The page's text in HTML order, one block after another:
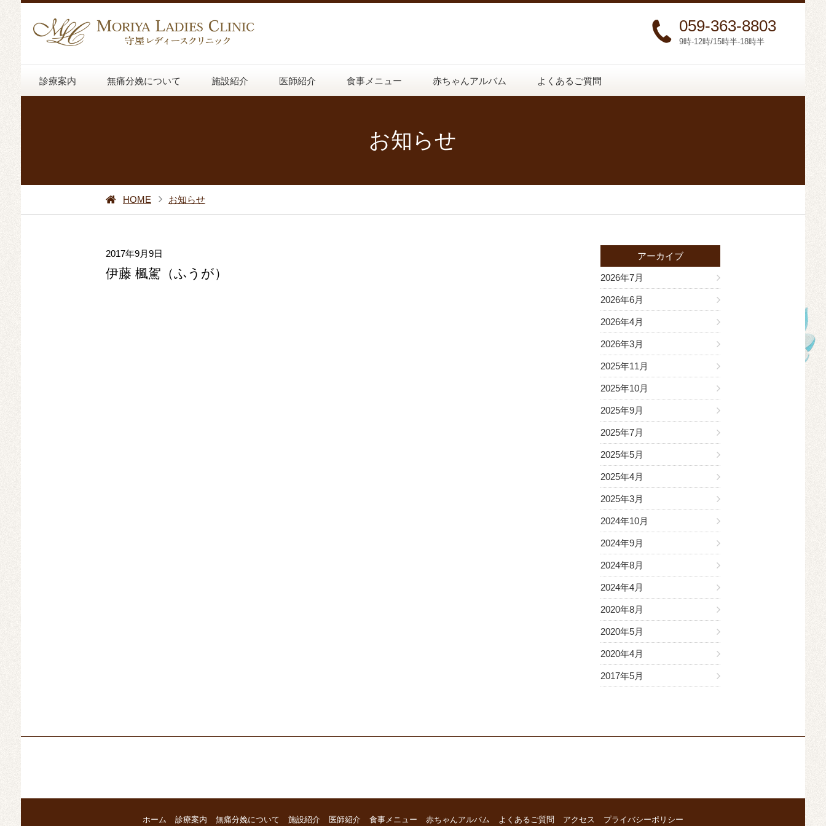
059-363-8803
9時-12時/15時半-18時半
診療案内 無痛分娩について 施設紹介 医師紹介 食事メニュー 赤ちゃんアルバム よくあるご質問
お知らせ
HOME お知らせ
2017年9月9日
伊藤 楓駕（ふうが）
アーカイブ
2026年7月
2026年6月
2026年4月
2026年3月
2025年11月
2025年10月
2025年9月
2025年7月
2025年5月
2025年4月
2025年3月
2024年10月
2024年9月
2024年8月
2024年4月
2020年8月
2020年5月
2020年4月
2017年5月
ホーム 診療案内 無痛分娩について 施設紹介 医師紹介 食事メニュー 赤ちゃんアルバム よくあるご質問 アクセス プライバシーポリシー